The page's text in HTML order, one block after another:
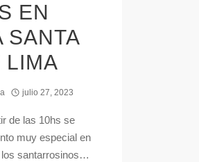
EN
SANTA
LIMA
julio 27, 2023
de las 10hs se
muy especial en
los santarrosinos…